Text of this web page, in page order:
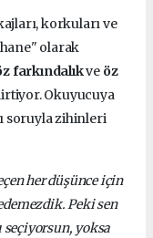
korkuları ve
olarak
farkındalıkve öz
Okuyucuya
soruyla zihinleri
her düşünce için
Peki sen
seçiyorsun, yoksa